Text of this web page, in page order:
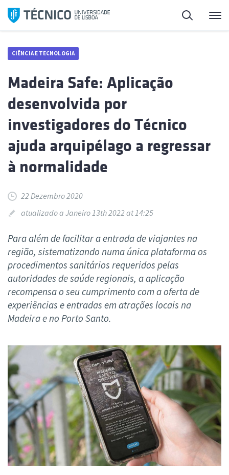
Saltar
para
Pesquisa
CIÊNCIA E TECNOLOGIA
Madeira Safe: Aplicação
desenvolvida por
investigadores do Técnico
ajuda arquipélago a regressar
à normalidade
22 Dezembro 2020
atualizado a Janeiro 13th 2022 at 14:25
Para além de facilitar a entrada de viajantes na
região, sistematizando numa única plataforma os
procedimentos sanitários requeridos pelas
autoridades de saúde regionais, a aplicação
recompensa o seu cumprimento com a oferta de
experiências e entradas em atrações locais na
Madeira e no Porto Santo.